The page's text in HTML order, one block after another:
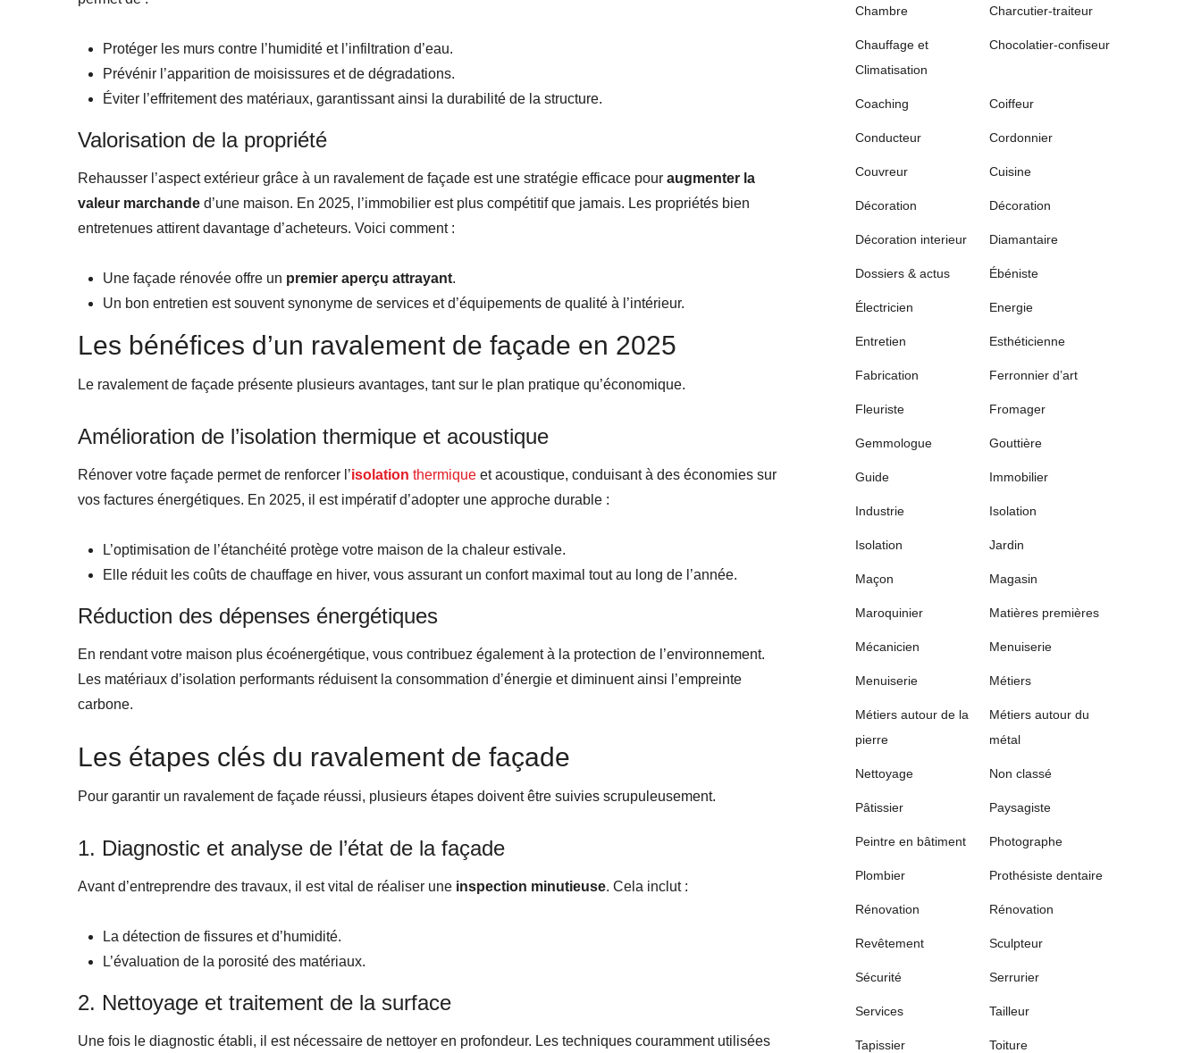
Protéger les murs contre l’humidité et l’infiltration d’eau.
Prévénir l’apparition de moisissures et de dégradations.
Éviter l’effritement des matériaux, garantissant ainsi la durabilité de la structure.
Valorisation de la propriété
Rehausser l’aspect extérieur grâce à un ravalement de façade est une stratégie efficace pour augmenter la
valeur marchande d’une maison. En 2025, l’immobilier est plus compétitif que jamais. Les propriétés bien
entretenues attirent davantage d’acheteurs. Voici comment :
Une façade rénovée offre un premier aperçu attrayant.
Un bon entretien est souvent synonyme de services et d’équipements de qualité à l’intérieur.
Les bénéfices d’un ravalement de façade en 2025
Le ravalement de façade présente plusieurs avantages, tant sur le plan pratique qu’économique.
Amélioration de l’isolation thermique et acoustique
Rénover votre façade permet de renforcer l’isolation thermique et acoustique, conduisant à des économies sur
vos factures énergétiques. En 2025, il est impératif d’adopter une approche durable :
L’optimisation de l’étanchéité protège votre maison de la chaleur estivale.
Elle réduit les coûts de chauffage en hiver, vous assurant un confort maximal tout au long de l’année.
Réduction des dépenses énergétiques
En rendant votre maison plus écoénergétique, vous contribuez également à la protection de l’environnement.
Les matériaux d’isolation performants réduisent la consommation d’énergie et diminuent ainsi l’empreinte
carbone.
Les étapes clés du ravalement de façade
Pour garantir un ravalement de façade réussi, plusieurs étapes doivent être suivies scrupuleusement.
1. Diagnostic et analyse de l’état de la façade
Avant d’entreprendre des travaux, il est vital de réaliser une inspection minutieuse. Cela inclut :
La détection de fissures et d’humidité.
L’évaluation de la porosité des matériaux.
2. Nettoyage et traitement de la surface
Une fois le diagnostic établi, il est nécessaire de nettoyer en profondeur. Les techniques couramment utilisées
Chambre Charcutier-traiteur
Chauffage et
Climatisation
Chocolatier-confiseur
Coaching Coiffeur
Conducteur Cordonnier
Couvreur Cuisine
Décoration Décoration
Décoration interieur Diamantaire
Dossiers & actus Ébéniste
Électricien Energie
Entretien Esthéticienne
Fabrication Ferronnier d’art
Fleuriste Fromager
Gemmologue Gouttière
Guide Immobilier
Industrie Isolation
Isolation Jardin
Maçon Magasin
Maroquinier Matières premières
Mécanicien Menuiserie
Menuiserie Métiers
Métiers autour de la
pierre
Métiers autour du
métal
Nettoyage Non classé
Pâtissier Paysagiste
Peintre en bâtiment Photographe
Plombier Prothésiste dentaire
Rénovation Rénovation
Revêtement Sculpteur
Sécurité Serrurier
Services Tailleur
Tapissier Toiture